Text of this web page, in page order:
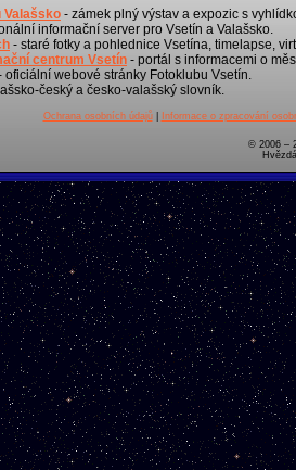
Valašsko - zámek plný výstav a expozic s
informační server pro Vsetín a Valašsko.
- staré fotky a pohlednice Vsetína, timelapse,
centrum Vsetín - portál s informacemi o
oficiální webové stránky Fotoklubu Vsetín.
český a česko-valašský slovník.
Ochrana osobních údajů| Informace o zpracování
© 2006 –